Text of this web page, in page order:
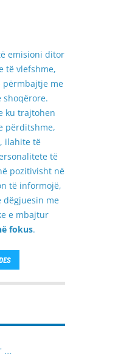
emisioni ditor
të vlefshme,
përmbajtje me
shoqërore.
ku trajtohen
përditshme,
ilahite të
të
pozitivisht në
të informojë,
dëgjuesin me
e mbajtur
fokus.